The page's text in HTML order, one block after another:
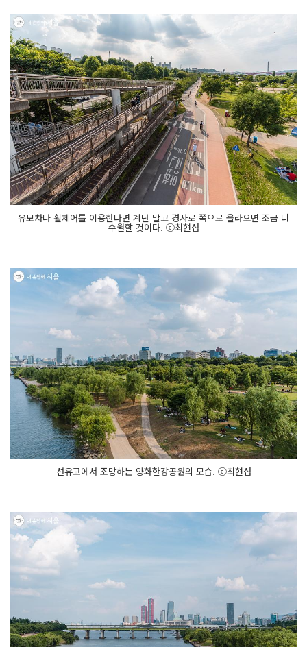
유모차나 휠체어를 이용한다면 계단 말고 경사로 쪽으로 올라오면 조금 더
수월할 것이다. ⓒ최현섭
선유교에서 조망하는 양화한강공원의 모습. ⓒ최현섭